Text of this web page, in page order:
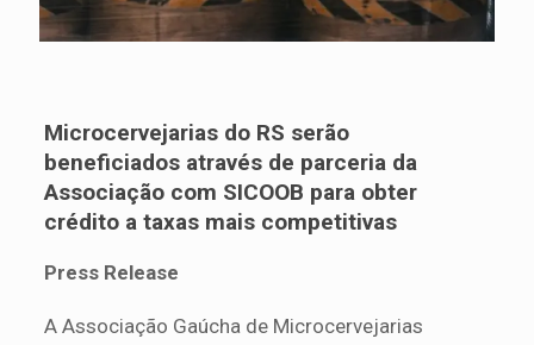
Microcervejarias do RS serão
beneficiados através de parceria da
Associação com SICOOB para obter
crédito a taxas mais competitivas
Press Release
A Associação Gaúcha de Microcervejarias